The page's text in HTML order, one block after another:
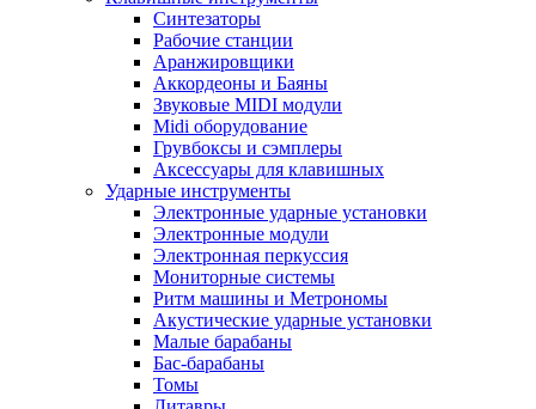
Синтезаторы
Рабочие станции
Аранжировщики
Аккордеоны и Баяны
Звуковые MIDI модули
Midi оборудование
Грувбоксы и сэмплеры
Аксессуары для клавишных
Ударные инструменты
Электронные ударные установки
Электронные модули
Электронная перкуссия
Мониторные системы
Ритм машины и Метрономы
Акустические ударные установки
Малые барабаны
Бас-барабаны
Томы